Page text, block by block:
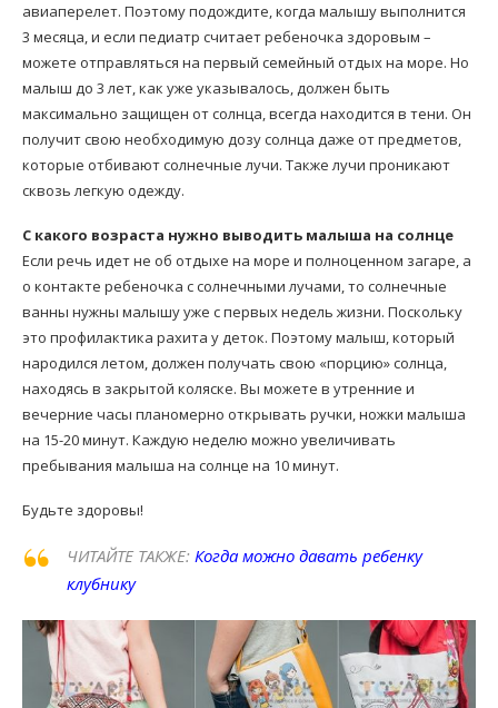
авиаперелет. Поэтому подождите, когда малышу выполнится
3 месяца, и если педиатр считает ребеночка здоровым –
можете отправляться на первый семейный отдых на море. Но
малыш до 3 лет, как уже указывалось, должен быть
максимально защищен от солнца, всегда находится в тени. Он
получит свою необходимую дозу солнца даже от предметов,
которые отбивают солнечные лучи. Также лучи проникают
сквозь легкую одежду.
С какого возраста нужно выводить малыша на солнце
Если речь идет не об отдыхе на море и полноценном загаре, а
о контакте ребеночка с солнечными лучами, то солнечные
ванны нужны малышу уже с первых недель жизни. Поскольку
это профилактика рахита у деток. Поэтому малыш, который
народился летом, должен получать свою «порцию» солнца,
находясь в закрытой коляске. Вы можете в утренние и
вечерние часы планомерно открывать ручки, ножки малыша
на 15-20 минут. Каждую неделю можно увеличивать
пребывания малыша на солнце на 10 минут.
Будьте здоровы!
ЧИТАЙТЕ ТАКЖЕ: Когда можно давать ребенку
клубнику